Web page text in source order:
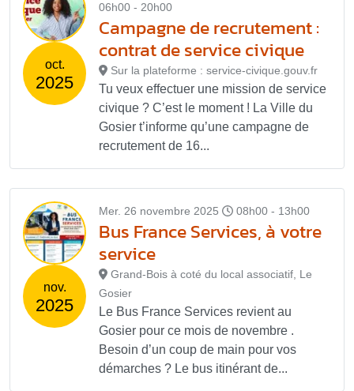
oct.
2025
06h00 - 20h00
Campagne de recrutement :
contrat de service civique
Sur la plateforme : service-civique.gouv.fr
Tu veux effectuer une mission de service
civique ? C’est le moment ! La Ville du
Gosier t’informe qu’une campagne de
recrutement de 16...
nov.
2025
Mer. 26 novembre 2025 08h00 - 13h00
Bus France Services, à votre
service
Grand-Bois à coté du local associatif, Le
Gosier
Le Bus France Services revient au
Gosier pour ce mois de novembre .
Besoin d’un coup de main pour vos
démarches ? Le bus itinérant de...